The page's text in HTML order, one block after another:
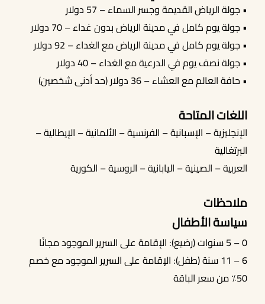
• جولة الرياض القديمة وجسر السماء – 57 دولار
• جولة يوم كامل في مدينة الرياض بدون غداء – 70 دولار
• جولة يوم كامل في مدينة الرياض مع الغداء – 92 دولار
• جولة نصف يوم في الدرعية مع الغداء – 40 دولار
• حافة العالم مع العشاء – 36 دولار (حد أدنى شخصين)
اللغات المتاحة
الإنجليزية – الإسبانية – الفرنسية – الألمانية – الإيطالية –
البرتغالية
العربية – الصينية – اليابانية – الروسية – الكورية
ملاحظات
سياسة الأطفال
0 – 5 سنوات (رضيع): الإقامة على السرير الموجود مجانًا
6 – 11 سنة (طفل): الإقامة على السرير الموجود مع خصم
50٪ من سعر الباقة